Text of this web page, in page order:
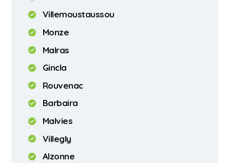
Villemoustaussou
Monze
Malras
Gincla
Rouvenac
Barbaira
Malvies
Villegly
Alzonne